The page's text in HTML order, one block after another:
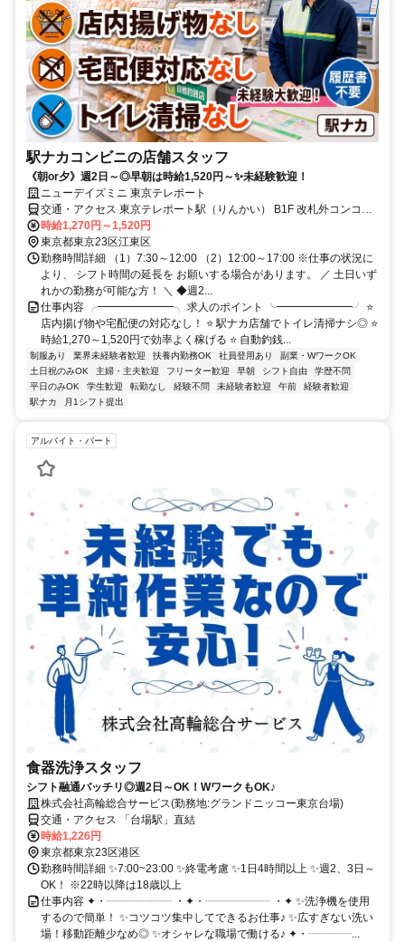
駅ナカコンビニの店舗スタッフ
《朝or夕》週2日～◎早朝は時給1,520円～✨未経験歓迎！
ニューデイズミニ 東京テレポート
交通・アクセス 東京テレポート駅（りんかい） B1F 改札外コンコー
ス
時給1,270円～1,520円
東京都東京23区江東区
勤務時間詳細 （1）7:30～12:00 （2）12:00～17:00 ※仕事の状況に
より、 シフト時間の延長を お願いする場合があります。 ／ 土日いず
れかの勤務が可能な方！ ＼ ◆週2...
仕事内容 ╭━━━━━━━╮ 求人のポイント ╰━━━━━━━╯ ⭐
店内揚げ物や宅配便の対応なし！ ⭐ 駅ナカ店舗でトイレ清掃ナシ◎ ⭐
時給1,270～1,520円で効率よく稼げる ⭐ 自動釣銭...
制服あり 業界未経験者歓迎 扶養内勤務OK 社員登用あり
副業・WワークOK
土日祝のみOK
主婦・主夫歓迎 フリーター歓迎 早朝 シフト自由
学歴不問
平日のみOK
学生歓迎 転勤なし 経験不問 未経験者歓迎 午前
経験者歓迎
駅ナカ
月1シフト提出
アルバイト・パート
食器洗浄スタッフ
シフト融通バッチリ◎週2日～OK！WワークもOK♪
株式会社高輪総合サービス(勤務地:グランドニッコー東京台場)
交通・アクセス 「台場駅」直結
時給1,226円
東京都東京23区港区
勤務時間詳細 ✨7:00~23:00 ✨終電考慮 ✨1日4時間以上 ✨週2、3日～
OK！ ※22時以降は18歳以上
仕事内容 ✦・┈┈┈┈┈┈ ・✦・┈┈┈┈┈┈ ・✦ ✨洗浄機を使用
するので簡単！ ✨コツコツ集中してできるお仕事♪ ✨広すぎない洗い
場！移動距離少なめ◎ ✨オシャレな職場で働ける♪ ✦・┈┈┈┈...